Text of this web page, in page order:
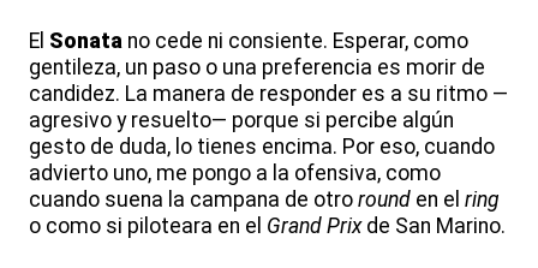
El Sonata no cede ni consiente. Esperar, como
gentileza, un paso o una preferencia es morir de
candidez. La manera de responder es a su ritmo —
agresivo y resuelto— porque si percibe algún
gesto de duda, lo tienes encima. Por eso, cuando
advierto uno, me pongo a la ofensiva, como
cuando suena la campana de otro round en el ring
o como si piloteara en el Grand Prixde San Marino.